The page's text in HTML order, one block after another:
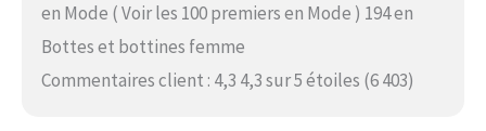
en Mode ( Voir les 100 premiers en Mode ) 194 en
Bottes et bottines femme
Commentaires client : 4,3 4,3 sur 5 étoiles (6 403)